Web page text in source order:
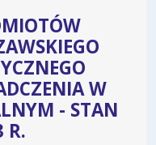
W
- STAN
R.